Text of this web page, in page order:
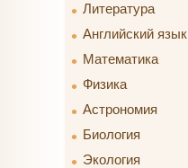
Литература
Английский язык
Математика
Физика
Астрономия
Биология
Экология